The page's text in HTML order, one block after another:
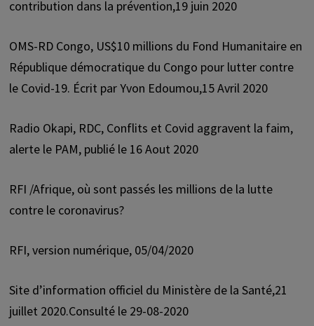
contribution dans la prévention,19 juin 2020
OMS-RD Congo, US$10 millions du Fond Humanitaire en
République démocratique du Congo pour lutter contre
le Covid-19. Écrit par Yvon Edoumou,15 Avril 2020
Radio Okapi, RDC, Conflits et Covid aggravent la faim,
alerte le PAM, publié le 16 Aout 2020
RFI /Afrique, où sont passés les millions de la lutte
contre le coronavirus?
RFI, version numérique, 05/04/2020
Site d’information officiel du Ministère de la Santé,21
juillet 2020.Consulté le 29-08-2020